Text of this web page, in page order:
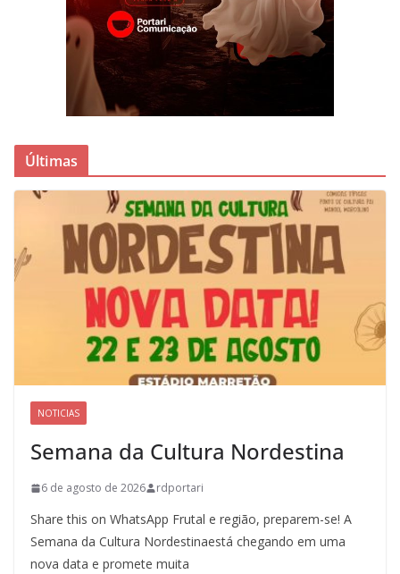
Últimas
NOTICIAS
Semana da Cultura Nordestina
6 de agosto de 2026 rdportari
Share this on WhatsApp Frutal e região, preparem-se! A
Semana da Cultura Nordestinaestá chegando em uma
nova data e promete muita